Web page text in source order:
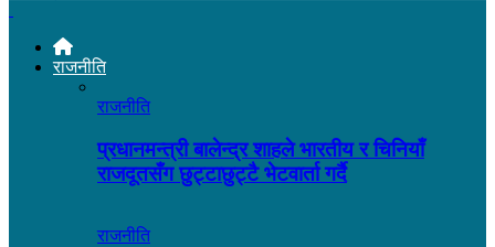
राजनीति
राजनीति
प्रधानमन्त्री बालेन्द्र शाहले भारतीय र चिनियाँ
राजदूतसँग छुट्टाछुट्टै भेटवार्ता गर्दै
राजनीति